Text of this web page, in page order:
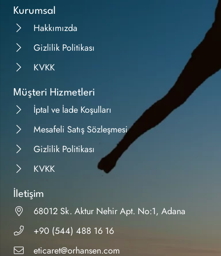
Kurumsal
Hakkımızda
Gizlilik Politikası
KVKK
Müşteri Hizmetleri
İptal ve İade Koşulları
Mesafeli Satış Sözleşmesi
Gizlilik Politikası
KVKK
İletişim
68012 Sk. Aktur Nehir Apt. No:1, Adana
+90 (544) 488 16 16
eticaret@orhansen.com